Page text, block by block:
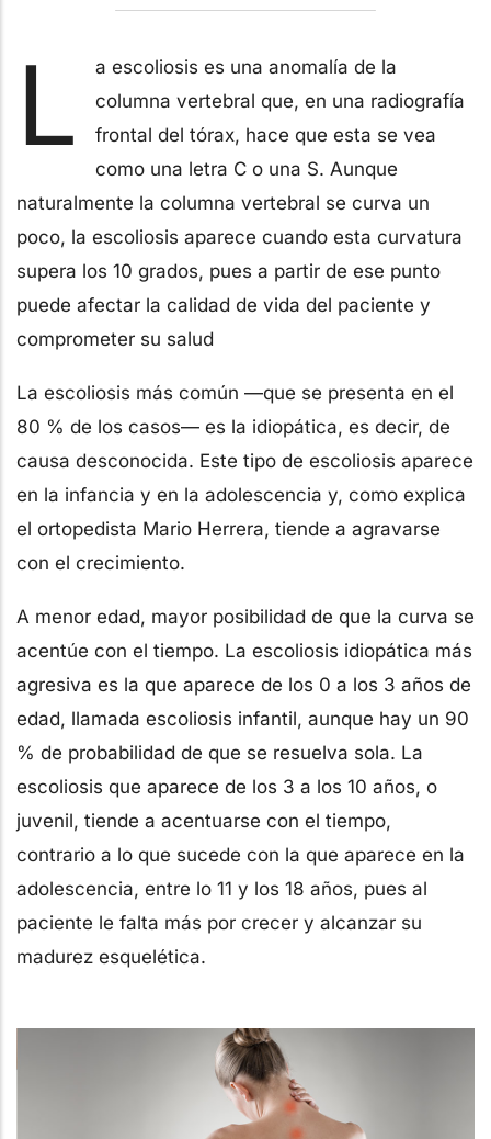
L
a escoliosis es una anomalía de la
columna vertebral que, en una radiografía
frontal del tórax, hace que esta se vea
como una letra C o una S. Aunque
naturalmente la columna vertebral se curva un
poco, la escoliosis aparece cuando esta curvatura
supera los 10 grados, pues a partir de ese punto
puede afectar la calidad de vida del paciente y
comprometer su salud
La escoliosis más común —que se presenta en el
80 % de los casos— es la idiopática, es decir, de
causa desconocida. Este tipo de escoliosis aparece
en la infancia y en la adolescencia y, como explica
el ortopedista Mario Herrera, tiende a agravarse
con el crecimiento.
A menor edad, mayor posibilidad de que la curva se
acentúe con el tiempo. La escoliosis idiopática más
agresiva es la que aparece de los 0 a los 3 años de
edad, llamada escoliosis infantil, aunque hay un 90
% de probabilidad de que se resuelva sola. La
escoliosis que aparece de los 3 a los 10 años, o
juvenil, tiende a acentuarse con el tiempo,
contrario a lo que sucede con la que aparece en la
adolescencia, entre lo 11 y los 18 años, pues al
paciente le falta más por crecer y alcanzar su
madurez esquelética.